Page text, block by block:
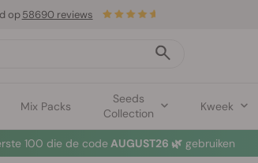
Mix Packs
Seeds
Collection
Kweek
op 58690 reviews
100 die de code AUGUST26 🌿 gebruiken